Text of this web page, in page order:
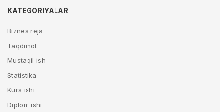
KATEGORIYALAR
Biznes reja
Taqdimot
Mustaqil ish
Statistika
Kurs ishi
Diplom ishi